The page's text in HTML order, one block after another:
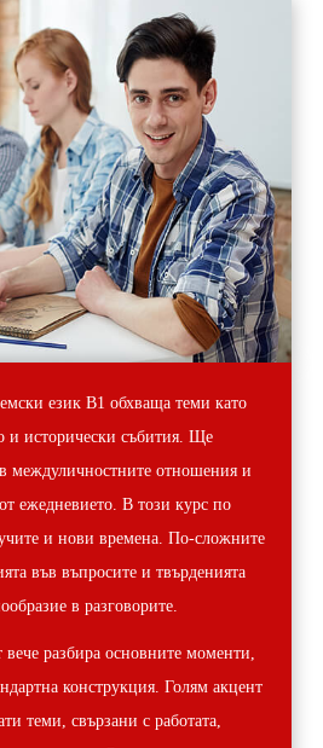
език В1 обхваща теми като
и исторически събития. Ще
междуличностните отношения и
ежедневието. В този курс по
и нови времена. По-сложните
във въпросите и твърденията
в разговорите.
разбира основните моменти,
конструкция. Голям акцент
теми, свързани с работата,